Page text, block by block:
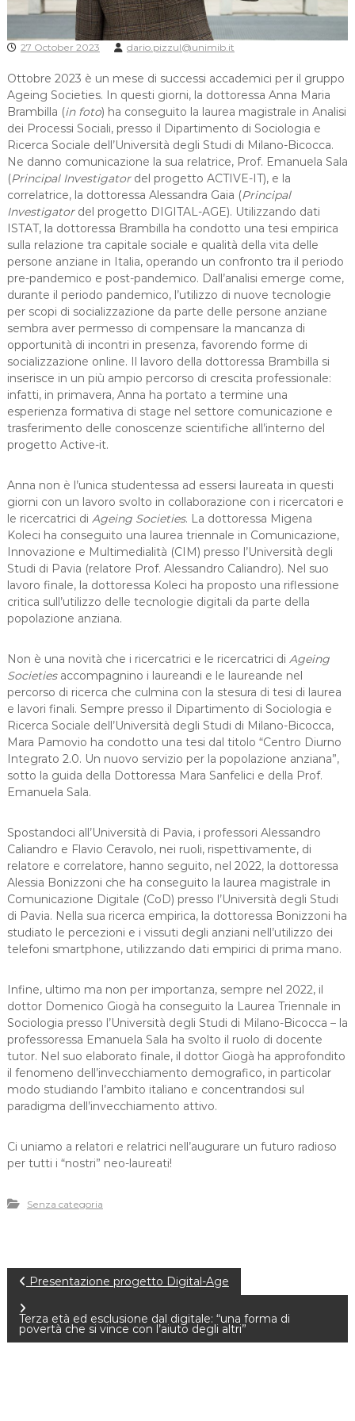
27 October 2023 dario.pizzul@unimib.it
Ottobre 2023 è un mese di successi accademici per il gruppo
Ageing Societies. In questi giorni, la dottoressa Anna Maria
Brambilla (in foto) ha conseguito la laurea magistrale in Analisi
dei Processi Sociali, presso il Dipartimento di Sociologia e
Ricerca Sociale dell’Università degli Studi di Milano-Bicocca.
Ne danno comunicazione la sua relatrice, Prof. Emanuela Sala
(Principal Investigatordel progetto ACTIVE-IT), e la
correlatrice, la dottoressa Alessandra Gaia (Principal
Investigatordel progetto DIGITAL-AGE). Utilizzando dati
ISTAT, la dottoressa Brambilla ha condotto una tesi empirica
sulla relazione tra capitale sociale e qualità della vita delle
persone anziane in Italia, operando un confronto tra il periodo
pre-pandemico e post-pandemico. Dall’analisi emerge come,
durante il periodo pandemico, l’utilizzo di nuove tecnologie
per scopi di socializzazione da parte delle persone anziane
sembra aver permesso di compensare la mancanza di
opportunità di incontri in presenza, favorendo forme di
socializzazione online. Il lavoro della dottoressa Brambilla si
inserisce in un più ampio percorso di crescita professionale:
infatti, in primavera, Anna ha portato a termine una
esperienza formativa di stage nel settore comunicazione e
trasferimento delle conoscenze scientifiche all’interno del
progetto Active-it.
Anna non è l’unica studentessa ad essersi laureata in questi
giorni con un lavoro svolto in collaborazione con i ricercatori e
le ricercatrici di Ageing Societies. La dottoressa Migena
Koleci ha conseguito una laurea triennale in Comunicazione,
Innovazione e Multimedialità (CIM) presso l’Università degli
Studi di Pavia (relatore Prof. Alessandro Caliandro). Nel suo
lavoro finale, la dottoressa Koleci ha proposto una riflessione
critica sull’utilizzo delle tecnologie digitali da parte della
popolazione anziana.
Non è una novità che i ricercatrici e le ricercatrici di Ageing
Societiesaccompagnino i laureandi e le laureande nel
percorso di ricerca che culmina con la stesura di tesi di laurea
e lavori finali. Sempre presso il Dipartimento di Sociologia e
Ricerca Sociale dell’Università degli Studi di Milano-Bicocca,
Mara Pamovio ha condotto una tesi dal titolo “Centro Diurno
Integrato 2.0. Un nuovo servizio per la popolazione anziana”,
sotto la guida della Dottoressa Mara Sanfelici e della Prof.
Emanuela Sala.
Spostandoci all’Università di Pavia, i professori Alessandro
Caliandro e Flavio Ceravolo, nei ruoli, rispettivamente, di
relatore e correlatore, hanno seguito, nel 2022, la dottoressa
Alessia Bonizzoni che ha conseguito la laurea magistrale in
Comunicazione Digitale (CoD) presso l’Università degli Studi
di Pavia. Nella sua ricerca empirica, la dottoressa Bonizzoni ha
studiato le percezioni e i vissuti degli anziani nell’utilizzo dei
telefoni smartphone, utilizzando dati empirici di prima mano.
Infine, ultimo ma non per importanza, sempre nel 2022, il
dottor Domenico Giogà ha conseguito la Laurea Triennale in
Sociologia presso l’Università degli Studi di Milano-Bicocca – la
professoressa Emanuela Sala ha svolto il ruolo di docente
tutor. Nel suo elaborato finale, il dottor Giogà ha approfondito
il fenomeno dell’invecchiamento demografico, in particolar
modo studiando l’ambito italiano e concentrandosi sul
paradigma dell’invecchiamento attivo.
Ci uniamo a relatori e relatrici nell’augurare un futuro radioso
per tutti i “nostri” neo-laureati!
Senza categoria
P
o
Presentazione progetto Digital-Age
Terza età ed esclusione dal digitale: “una forma di
povertà che si vince con l’aiuto degli altri”